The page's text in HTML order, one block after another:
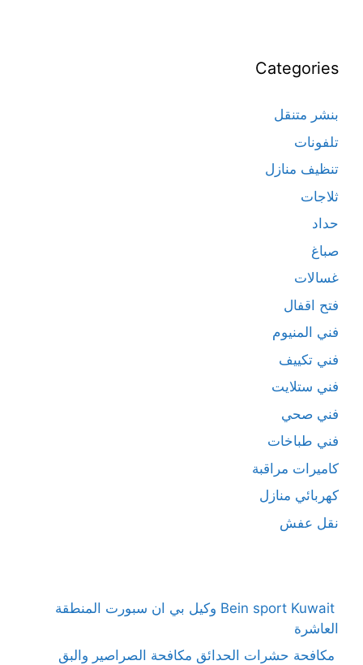
Categories
بنشر متنقل
تلفونات
تنظيف منازل
ثلاجات
حداد
صباغ
غسالات
فتح اقفال
فني المنيوم
فني تكييف
فني ستلايت
فني صحي
فني طباخات
كاميرات مراقبة
كهربائي منازل
نقل عفش
Bein sport Kuwait وكيل بي ان سبورت المنطقة
العاشرة
مكافحة حشرات الحدائق مكافحة الصراصير والبق